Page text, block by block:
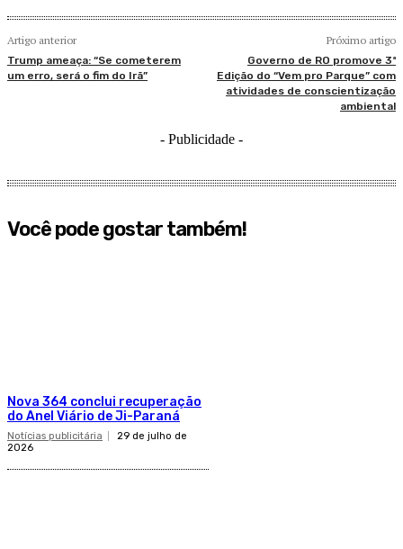
Artigo anterior
Trump ameaça: “Se cometerem
um erro, será o fim do Irã”
Próximo artigo
Governo de RO promove 3ª
Edição do “Vem pro Parque” com
atividades de conscientização
ambiental
- Publicidade -
Você pode gostar também!
Nova 364 conclui recuperação
do Anel Viário de Ji-Paraná
Notícias publicitária
29 de julho de
2026